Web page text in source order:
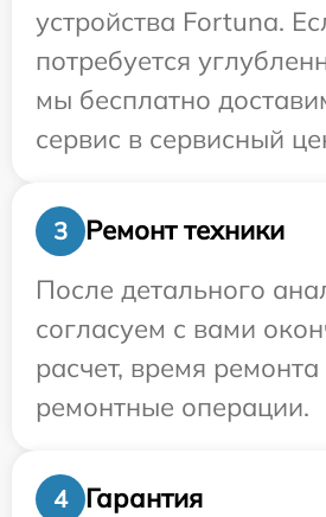
устройства Fortuna.
потребуется
мы бесплатно
сервис в сервисный
3
Ремонт техники
После детального
согласуем с вами
расчет, время
ремонтные операции.
4 Гарантия